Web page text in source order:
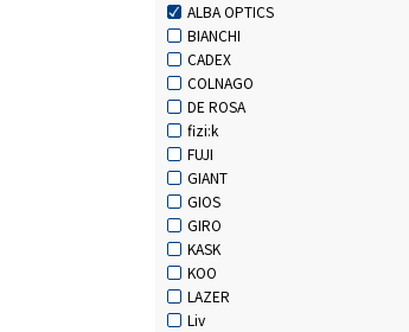
ALBA OPTICS
BIANCHI
CADEX
COLNAGO
DE ROSA
fizi:k
FUJI
GIANT
GIOS
GIRO
KASK
KOO
LAZER
Liv